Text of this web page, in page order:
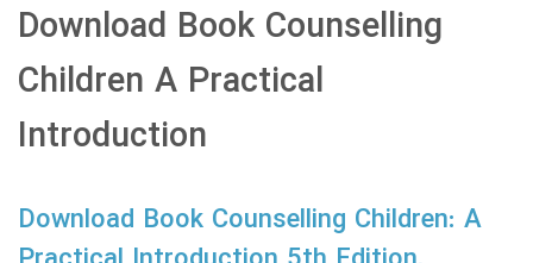
Download Book Counselling
Children A Practical
Introduction
Download Book Counselling Children: A